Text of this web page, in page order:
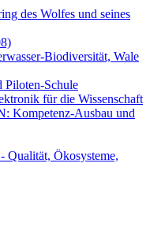
des Wolfes und seines
Biodiversität, Wale
Schule
für die Wissenschaft
Kompetenz-Ausbau und
Qualität, Ökosysteme,